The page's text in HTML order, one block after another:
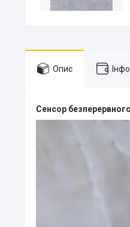
Опис
Сенсор